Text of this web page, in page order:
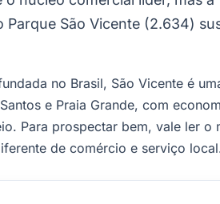
Parque São Vicente (2.634)
no Brasil, São Vicente é
e Praia Grande, com
Para prospectar bem, vale ler o
de comércio e serviço